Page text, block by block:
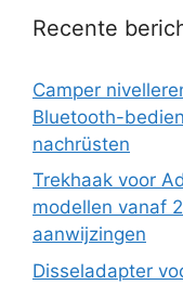
Recente
Camper
Bluetooth-
nachrüsten
Trekhaak voor
modellen vanaf
aanwijzingen
Disseladapter